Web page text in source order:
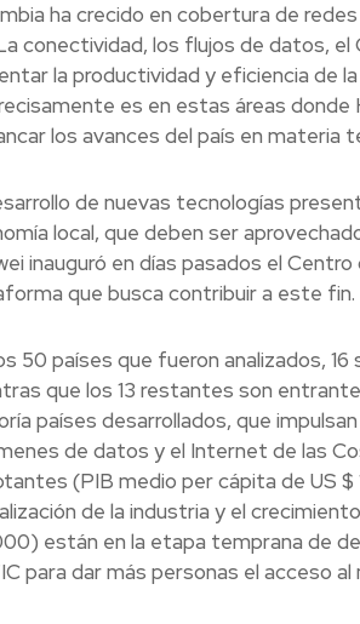
ha crecido en cobertura de
conectividad, los flujos de datos,
la productividad y eficiencia de
es en estas áreas
los avances del país en materia
de nuevas tecnologías
local, que deben ser
inauguró en días pasados el
que busca contribuir a este fin.
50 países que fueron analizados,
que los 13 restantes son
países desarrollados, que
de datos y el Internet de las
(PIB medio per cápita de US
de la industria y el
están en la etapa temprana de
para dar más personas el acceso al